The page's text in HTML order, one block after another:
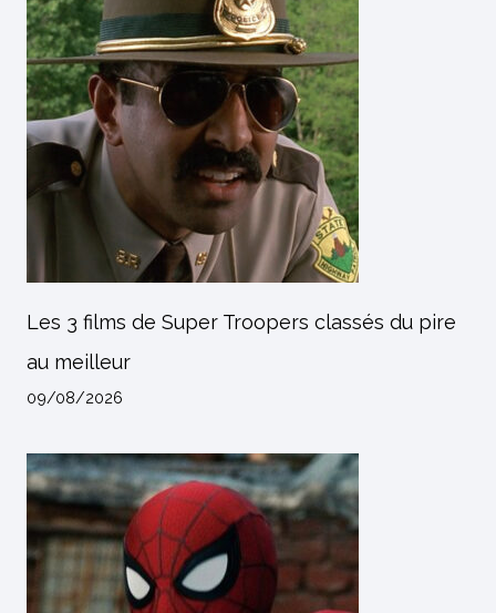
Les 3 films de Super Troopers classés du pire
au meilleur
09/08/2026